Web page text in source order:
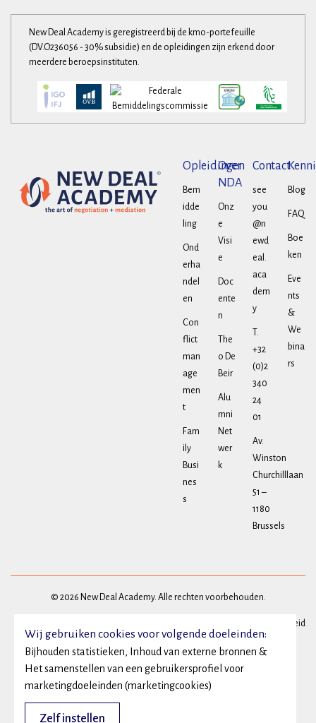
New Deal Academy is geregistreerd bij de kmo-portefeuille
(DV.O236056 - 30% subsidie) en de opleidingen zijn erkend door
meerdere beroepsinstituten.
Opleidingen
Bem
idde
ling
Ond
erha
ndel
en
Con
flict
man
age
men
t
Fam
ily
Busi
nes
s
Over
NDA
Onz
e
Visi
e
Doc
ente
n
The
o De
Beir
Alu
mni
Net
wer
k
Contact
see
you
@n
ewd
eal.
aca
dem
y
T.
+32
(0)2
340
24
01
Av.
Winston
Churchilllaan
51 –
1180
Brussels
Blog
FAQ
Boe
ken
Eve
nts
&
We
bina
rs
© 2026 New Deal Academy. Alle rechten voorbehouden.
Cookie beleid
Wij gebruiken cookies voor volgende doeleinden:
Bijhouden statistieken, Inhoud van externe bronnen &
Het samenstellen van een gebruikersprofiel voor
marketingdoeleinden (marketingcookies)
Zelf instellen